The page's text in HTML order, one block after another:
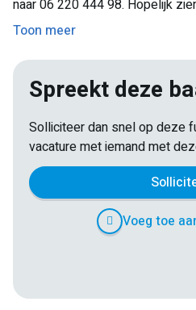
naar 06 220 444 98. Hopelijk
Toon meer
Spreekt deze
Solliciteer dan snel op deze
vacature met iemand met
Voeg toe